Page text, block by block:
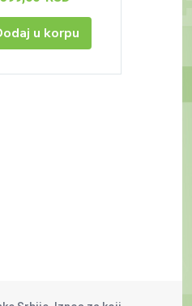
u korpu